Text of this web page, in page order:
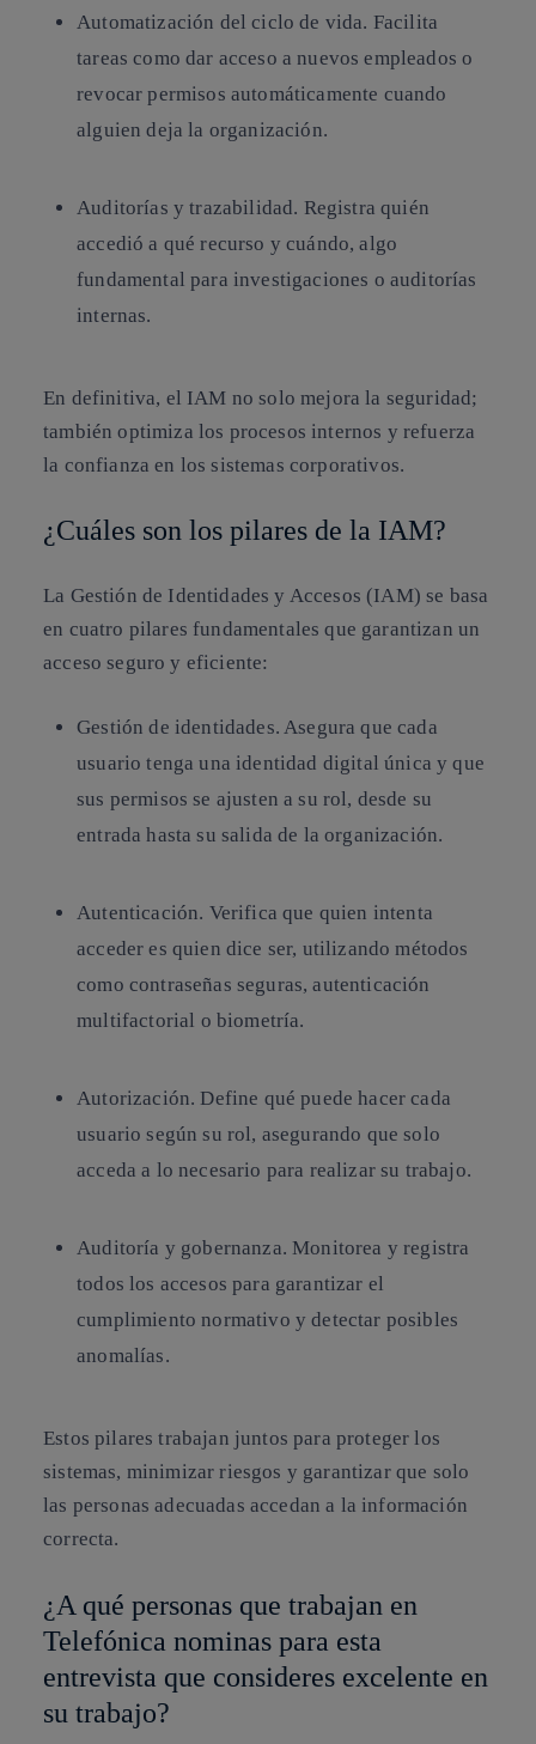
Automatización del ciclo de vida. Facilita
tareas como dar acceso a nuevos empleados o
revocar permisos automáticamente cuando
alguien deja la organización.
Auditorías y trazabilidad. Registra quién
accedió a qué recurso y cuándo, algo
fundamental para investigaciones o auditorías
internas.
En definitiva, el IAM no solo mejora la seguridad;
también optimiza los procesos internos y refuerza
la confianza en los sistemas corporativos.
¿Cuáles son los pilares de la IAM?
La Gestión de Identidades y Accesos (IAM) se basa
en cuatro pilares fundamentales que garantizan un
acceso seguro y eficiente:
Gestión de identidades. Asegura que cada
usuario tenga una identidad digital única y que
sus permisos se ajusten a su rol, desde su
entrada hasta su salida de la organización.
Autenticación. Verifica que quien intenta
acceder es quien dice ser, utilizando métodos
como contraseñas seguras, autenticación
multifactorial o biometría.
Autorización. Define qué puede hacer cada
usuario según su rol, asegurando que solo
acceda a lo necesario para realizar su trabajo.
Auditoría y gobernanza. Monitorea y registra
todos los accesos para garantizar el
cumplimiento normativo y detectar posibles
anomalías.
Estos pilares trabajan juntos para proteger los
sistemas, minimizar riesgos y garantizar que solo
las personas adecuadas accedan a la información
correcta.
¿A qué personas que trabajan en
Telefónica nominas para esta
entrevista que consideres excelente en
su trabajo?